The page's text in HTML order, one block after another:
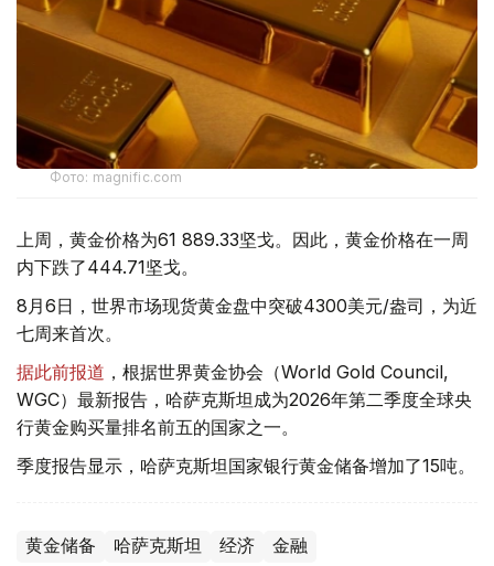
Фото: magnific.com
上周，黄金价格为61 889.33坚戈。因此，黄金价格在一周
内下跌了444.71坚戈。
8月6日，世界市场现货黄金盘中突破4300美元/盎司，为近
七周来首次。
据此前报道 ，根据世界黄金协会（World Gold Council,
WGC）最新报告，哈萨克斯坦成为2026年第二季度全球央
行黄金购买量排名前五的国家之一。
季度报告显示，哈萨克斯坦国家银行黄金储备增加了15吨。
黄金储备 哈萨克斯坦 经济 金融